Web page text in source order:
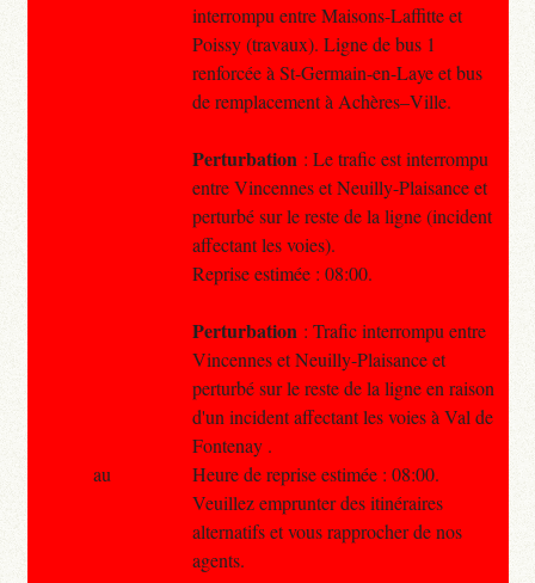
interrompu entre Maisons-Laffitte et
Poissy (travaux). Ligne de bus 1
renforcée à St-Germain-en-Laye et bus
de remplacement à Achères–Ville.
Perturbation : Le trafic est interrompu
entre Vincennes et Neuilly-Plaisance et
perturbé sur le reste de la ligne (incident
affectant les voies).
Reprise estimée : 08:00.
Perturbation : Trafic interrompu entre
Vincennes et Neuilly-Plaisance et
perturbé sur le reste de la ligne en raison
d'un incident affectant les voies à Val de
Fontenay .
Heure de reprise estimée : 08:00.
Veuillez emprunter des itinéraires
alternatifs et vous rapprocher de nos
agents.
au